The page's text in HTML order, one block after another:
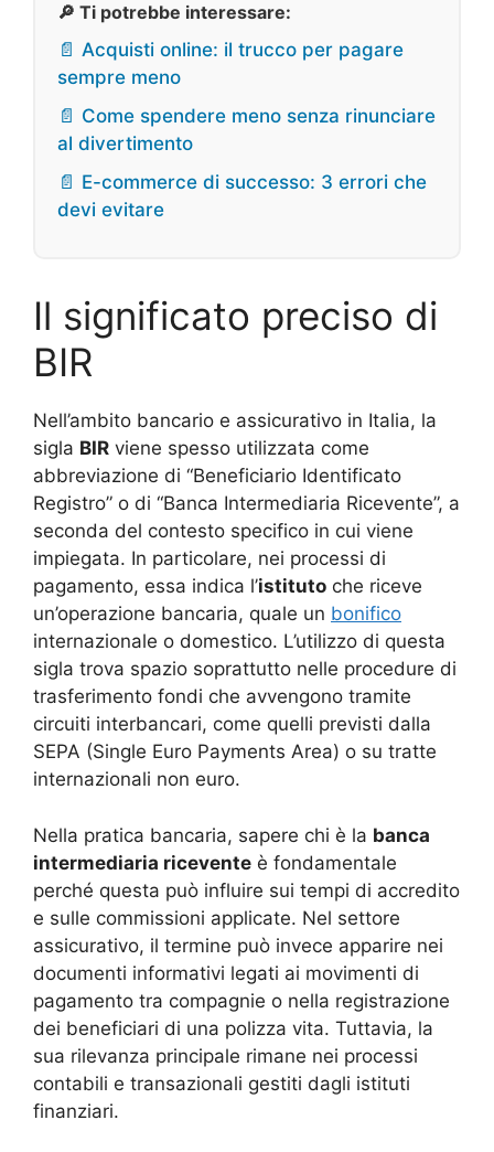
🔎 Ti potrebbe interessare:
📄 Acquisti online: il trucco per pagare
sempre meno
📄 Come spendere meno senza rinunciare
al divertimento
📄 E-commerce di successo: 3 errori che
devi evitare
Il significato preciso di
BIR
Nell’ambito bancario e assicurativo in Italia, la
sigla BIR viene spesso utilizzata come
abbreviazione di “Beneficiario Identificato
Registro” o di “Banca Intermediaria Ricevente”, a
seconda del contesto specifico in cui viene
impiegata. In particolare, nei processi di
pagamento, essa indica l’istituto che riceve
un’operazione bancaria, quale un bonifico
internazionale o domestico. L’utilizzo di questa
sigla trova spazio soprattutto nelle procedure di
trasferimento fondi che avvengono tramite
circuiti interbancari, come quelli previsti dalla
SEPA (Single Euro Payments Area) o su tratte
internazionali non euro.
Nella pratica bancaria, sapere chi è la banca
intermediaria ricevente è fondamentale
perché questa può influire sui tempi di accredito
e sulle commissioni applicate. Nel settore
assicurativo, il termine può invece apparire nei
documenti informativi legati ai movimenti di
pagamento tra compagnie o nella registrazione
dei beneficiari di una polizza vita. Tuttavia, la
sua rilevanza principale rimane nei processi
contabili e transazionali gestiti dagli istituti
finanziari.